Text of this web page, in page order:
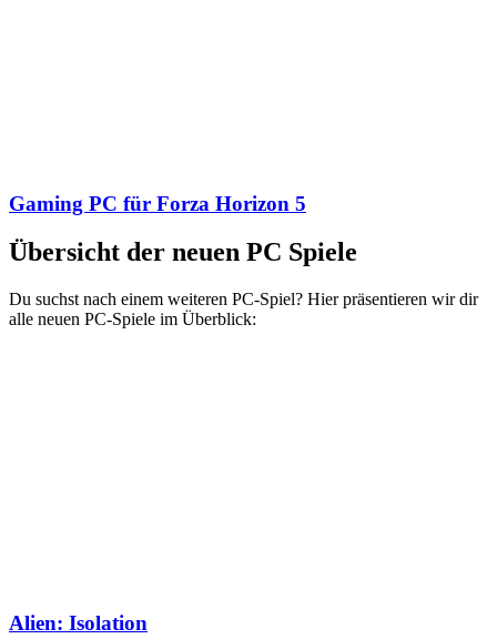
Gaming PC für Forza Horizon 5
Übersicht der neuen PC Spiele
Du suchst nach einem weiteren PC-Spiel? Hier präsentieren wir dir
alle neuen PC-Spiele im Überblick:
Alien: Isolation